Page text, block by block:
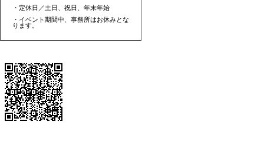
・定休日／土日、祝日、年末年始
・イベント期間中、事務所はお休みとな
ります。